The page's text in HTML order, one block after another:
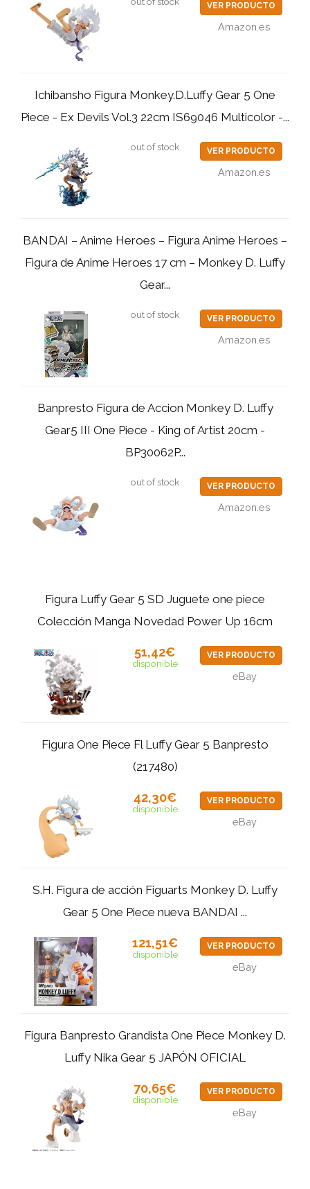
VER PRODUCTO
Amazon.es
Ichibansho Figura Monkey.D.Luffy Gear 5 One
Piece - Ex Devils Vol.3 22cm IS69046 Multicolor -...
out of stock VER PRODUCTO
Amazon.es
BANDAI – Anime Heroes – Figura Anime Heroes –
Figura de Anime Heroes 17 cm – Monkey D. Luffy
Gear...
out of stock VER PRODUCTO
Amazon.es
Banpresto Figura de Accion Monkey D. Luffy
Gear5 III One Piece - King of Artist 20cm -
BP30062P...
out of stock VER PRODUCTO
Amazon.es
Figura Luffy Gear 5 SD Juguete one piece
Colección Manga Novedad Power Up 16cm
51,42€
disponible
VER PRODUCTO
eBay
Figura One Piece Fl Luffy Gear 5 Banpresto
(217480)
42,30€
disponible
VER PRODUCTO
eBay
S.H. Figura de acción Figuarts Monkey D. Luffy
Gear 5 One Piece nueva BANDAI ...
121,51€
disponible
VER PRODUCTO
eBay
Figura Banpresto Grandista One Piece Monkey D.
Luffy Nika Gear 5 JAPÓN OFICIAL
70,65€
disponible
VER PRODUCTO
eBay